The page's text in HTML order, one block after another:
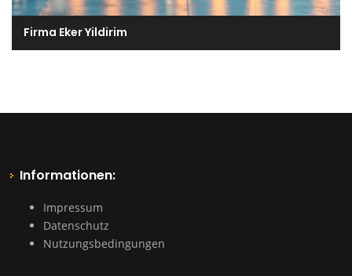
Firma Eker Yildirim
Informationen:
Impressum
Datenschutz
Nutzungsbedingungen